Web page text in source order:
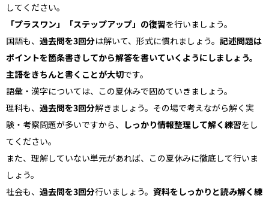
してください。
「プラスワン」「ステップアップ」の復習を行いましょう。
国語も、 過去問を3回分は解いて、形式に慣れましょう。 記述問題は
ポイントを箇条書きしてから解答を書いていくようにしましょう。
主語をきちんと書くことが大切です。
語彙・漢字については、この夏休みで固めていきましょう。
理科も、 過去問を3回分解きましょう。その場で考えながら解く実
験・考察問題が多いですから、
しっかり情報整理して解く練習をし
てください。
また、理解していない単元があれば、この夏休みに徹底して行いま
しょう。
社会も、 過去問を3回分行いましょう。 資料をしっかりと読み解く練